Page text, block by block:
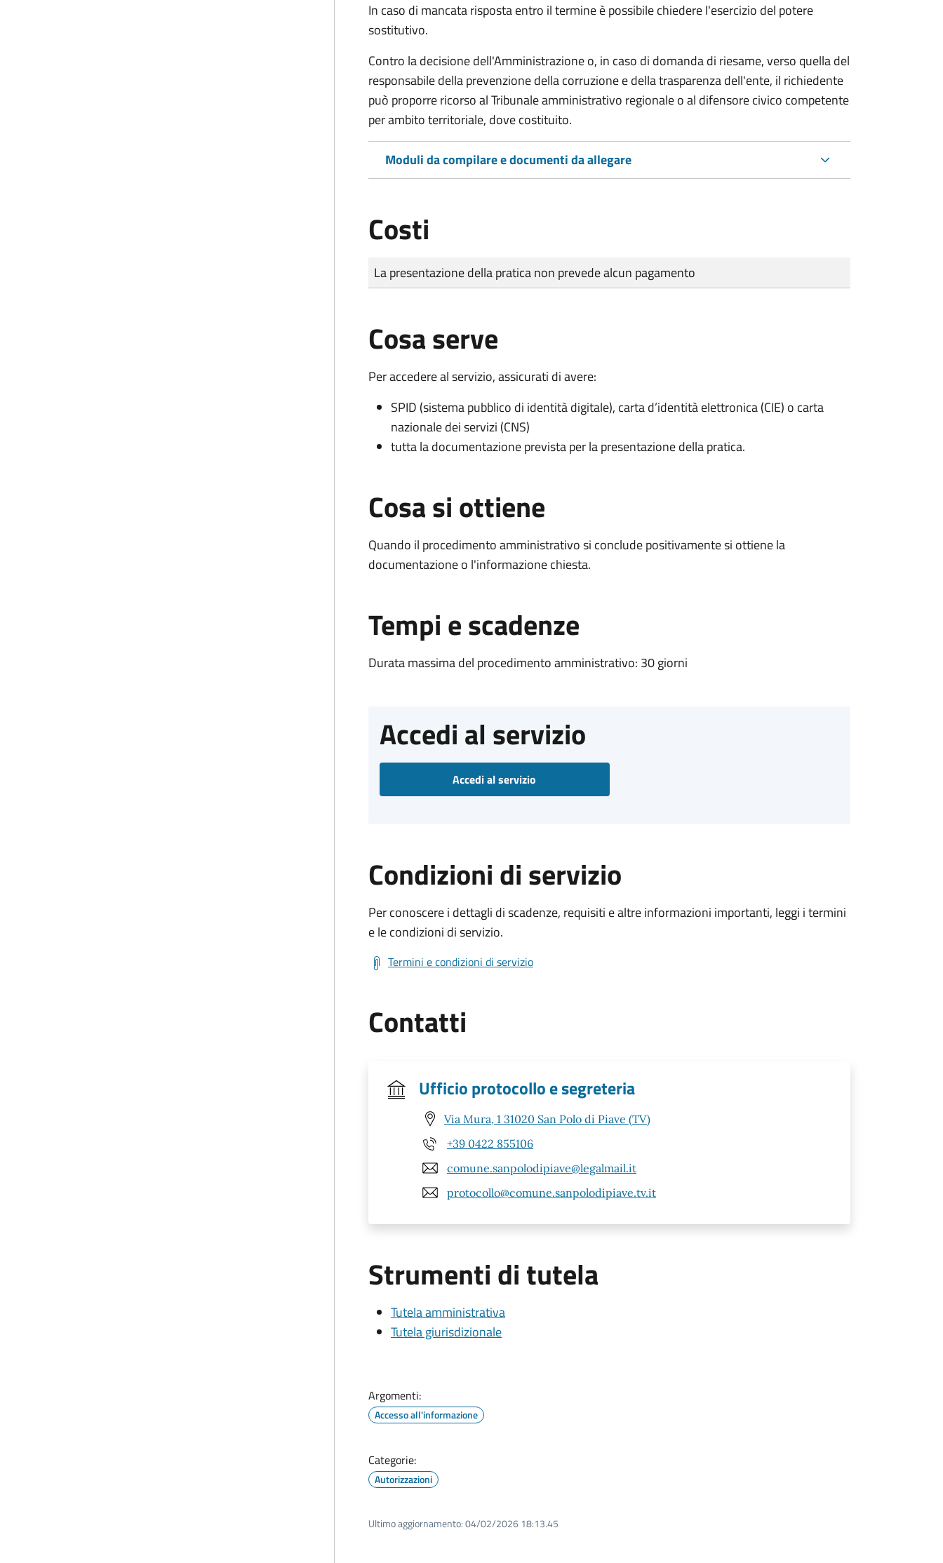
In caso di mancata risposta entro il termine è possibile chiedere l'esercizio del potere
sostitutivo.
Contro la decisione dell'Amministrazione o, in caso di domanda di riesame, verso quella del
responsabile della prevenzione della corruzione e della trasparenza dell'ente, il richiedente
può proporre ricorso al Tribunale amministrativo regionale o al difensore civico competente
per ambito territoriale, dove costituito.
Moduli da compilare e documenti da allegare
Costi
Tipo di pagamento
Importo
La presentazione della pratica non prevede alcun pagamento
Cosa serve
Per accedere al servizio, assicurati di avere:
SPID (sistema pubblico di identità digitale), carta d’identità elettronica (CIE) o carta
nazionale dei servizi (CNS)
tutta la documentazione prevista per la presentazione della pratica.
Cosa si ottiene
Quando il procedimento amministrativo si conclude positivamente si ottiene la
documentazione o l'informazione chiesta.
Tempi e scadenze
Durata massima del procedimento amministrativo: 30 giorni
Accedi al servizio
Accedi al servizio
Condizioni di servizio
Per conoscere i dettagli di scadenze, requisiti e altre informazioni importanti, leggi i termini
e le condizioni di servizio.
Termini e condizioni di servizio
Contatti
Ufficio protocollo e segreteria
Via Mura, 1 31020 San Polo di Piave (TV)
+39 0422 855106
comune.sanpolodipiave@legalmail.it
protocollo@comune.sanpolodipiave.tv.it
Strumenti di tutela
Tutela amministrativa
Tutela giurisdizionale
Argomenti:
Accesso all'informazione
Categorie:
Autorizzazioni
Ultimo aggiornamento:04/02/2026 18:13.45